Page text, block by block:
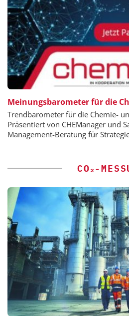
Meinungsbarometer für die
Trendbarometer für die Chemie-
Präsentiert von CHEManager und
Management-Beratung für
CO₂-